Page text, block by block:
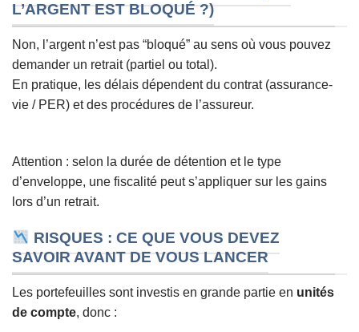
L’ARGENT EST BLOQUÉ ?)
Non, l’argent n’est pas “bloqué” au sens où vous pouvez
demander un retrait (partiel ou total).
En pratique, les délais dépendent du contrat (assurance-
vie / PER) et des procédures de l’assureur.
Attention : selon la durée de détention et le type
d’enveloppe, une fiscalité peut s’appliquer sur les gains
lors d’un retrait.
RISQUES : CE QUE VOUS DEVEZ
SAVOIR AVANT DE VOUS LANCER
Les portefeuilles sont investis en grande partie en unités
de compte, donc :